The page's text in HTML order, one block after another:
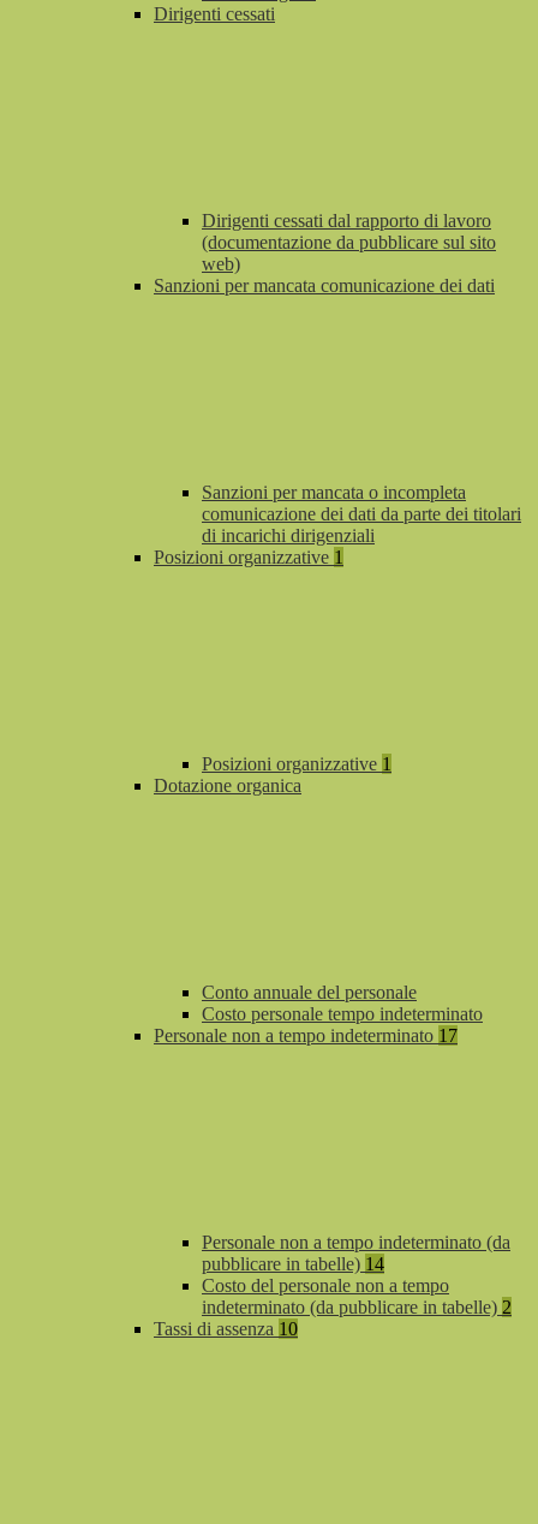
Dirigenti cessati
Dirigenti cessati dal rapporto di lavoro
(documentazione da pubblicare sul sito
web)
Sanzioni per mancata comunicazione dei dati
Sanzioni per mancata o incompleta
comunicazione dei dati da parte dei titolari
di incarichi dirigenziali
Posizioni organizzative 1
Posizioni organizzative 1
Dotazione organica
Conto annuale del personale
Costo personale tempo indeterminato
Personale non a tempo indeterminato 17
Personale non a tempo indeterminato (da
pubblicare in tabelle) 14
Costo del personale non a tempo
indeterminato (da pubblicare in tabelle) 2
Tassi di assenza 10